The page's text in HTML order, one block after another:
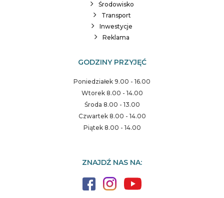
Środowisko
Transport
Inwestycje
Reklama
GODZINY PRZYJĘĆ
Poniedziałek 9.00 - 16.00
Wtorek 8.00 - 14.00
Środa 8.00 - 13.00
Czwartek 8.00 - 14.00
Piątek 8.00 - 14.00
ZNAJDŹ NAS NA: